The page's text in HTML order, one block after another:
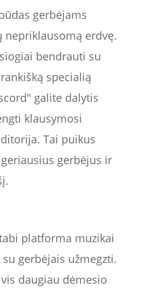
gerbėjams
erdvę.
bendrauti su
specialią
galite dalytis
klausymosi
Tai puikus
gerbėjus ir
platforma muzikai
gerbėjais užmegzti.
daugiau dėmesio